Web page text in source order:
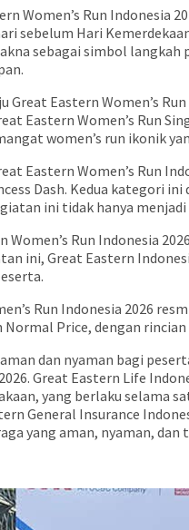
Women’s Run Indonesia
sebelum Hari
sebagai simbol
Great Eastern Women’s
Eastern Women’s Run
women’s run ikonik
Eastern Women’s Run
Dash. Kedua kategori
ini tidak hanya
Women’s Run Indonesia
ini, Great Eastern
Run Indonesia 2026
Normal Price, dengan
dan nyaman bagi
Great Eastern Life
yang berlaku selama
General Insurance
yang aman, nyaman, dan